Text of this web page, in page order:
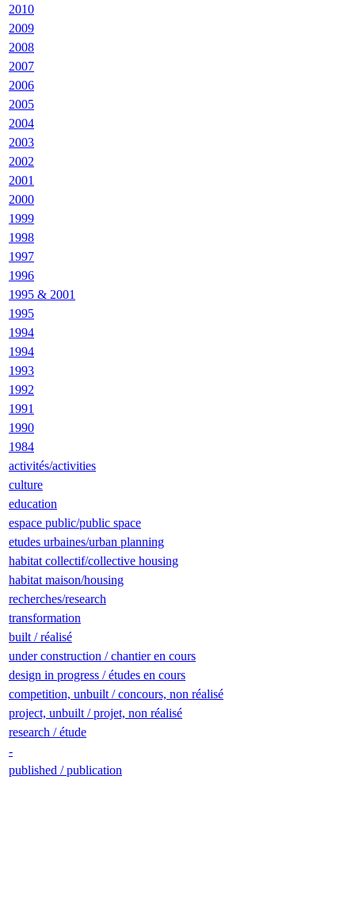
2010
2009
2008
2007
2006
2005
2004
2003
2002
2001
2000
1999
1998
1997
1996
1995 & 2001
1995
1994
1994
1993
1992
1991
1990
1984
activités/activities
culture
education
espace public/public space
etudes urbaines/urban planning
habitat collectif/collective housing
habitat maison/housing
recherches/research
transformation
built / réalisé
under construction / chantier en cours
design in progress / études en cours
competition, unbuilt / concours, non réalisé
project, unbuilt / projet, non réalisé
research / étude
-
published / publication